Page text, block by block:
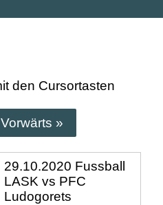
Vorwärts »
29.10.2020 Fussball
LASK vs PFC
Ludogorets